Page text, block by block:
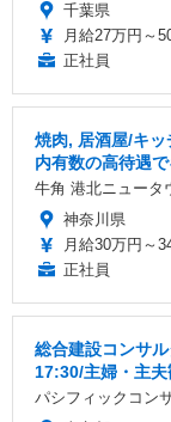
千葉県
月給27万円～
正社員
焼肉, 居酒屋/キ
内有数の高待遇
牛角 港北ニュータ
神奈川県
月給30万円～
正社員
総合建設コンサ
17:30/主婦・主
パシフィックコン